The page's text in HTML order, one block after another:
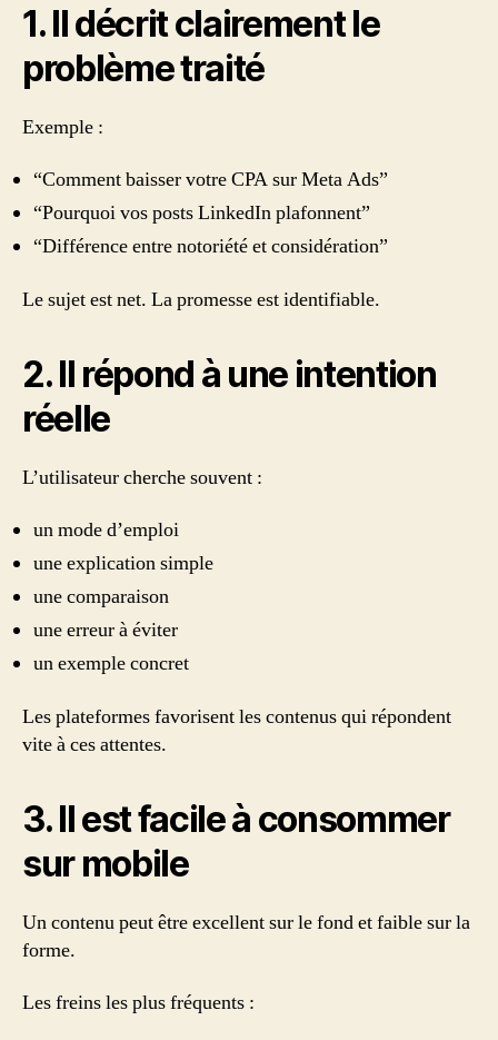
1. Il décrit clairement le
problème traité
Exemple :
“Comment baisser votre CPA sur Meta Ads”
“Pourquoi vos posts LinkedIn plafonnent”
“Différence entre notoriété et considération”
Le sujet est net. La promesse est identifiable.
2. Il répond à une intention
réelle
L’utilisateur cherche souvent :
un mode d’emploi
une explication simple
une comparaison
une erreur à éviter
un exemple concret
Les plateformes favorisent les contenus qui répondent
vite à ces attentes.
3. Il est facile à consommer
sur mobile
Un contenu peut être excellent sur le fond et faible sur la
forme.
Les freins les plus fréquents :